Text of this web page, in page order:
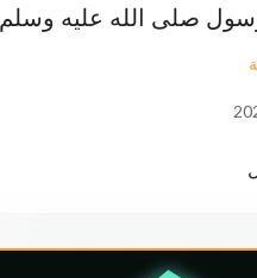
صلى الله عليه وسلم